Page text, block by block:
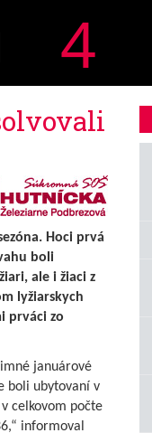
4
Hoci prvá
boli
ale i žiaci z
lyžiarskych
prváci zo
januárové
boli ubytovaní v
celkovom počte
informoval